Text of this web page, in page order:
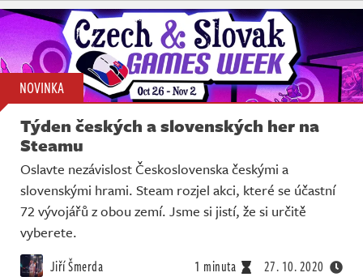
NOVINKA
Týden českých a slovenských her na
Steamu
Oslavte nezávislost Československa českými a
slovenskými hrami. Steam rozjel akci, které se účastní
72 vývojářů z obou zemí. Jsme si jistí, že si určitě
vyberete.
Jiří Šmerda 1 minuta 27. 10. 2020